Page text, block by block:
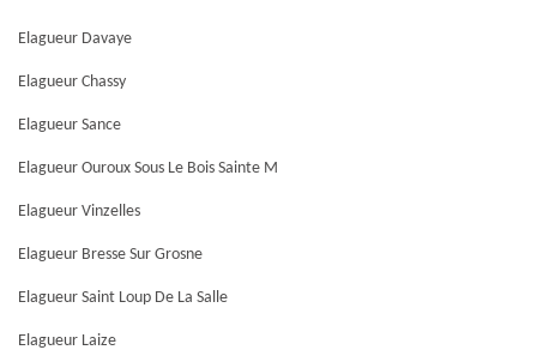
Elagueur Davaye
Elagueur Chassy
Elagueur Sance
Elagueur Ouroux Sous Le Bois Sainte M
Elagueur Vinzelles
Elagueur Bresse Sur Grosne
Elagueur Saint Loup De La Salle
Elagueur Laize